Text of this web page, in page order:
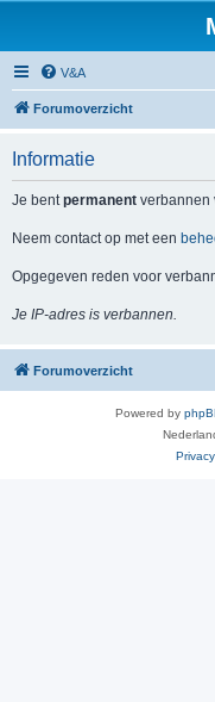
V&A
Forumoverzicht
Informatie
Je bentpermanent verbannen
Neem contact op met een
Opgegeven reden voor
Je IP-adres is verbannen.
Forumoverzicht
Powered by
Privacy